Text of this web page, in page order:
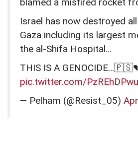
Israel has now destroyed
Gaza including its largest
the al-Shifa Hospital…
THIS IS A
pic.twitter.com/
— Pelham (@Resist_05)